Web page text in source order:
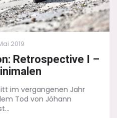
2019
Retrospective I –
im vergangenen Jahr
Tod von Jóhann